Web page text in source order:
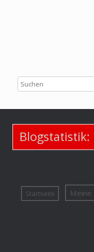
Blogstatistik:
Startseite Meine